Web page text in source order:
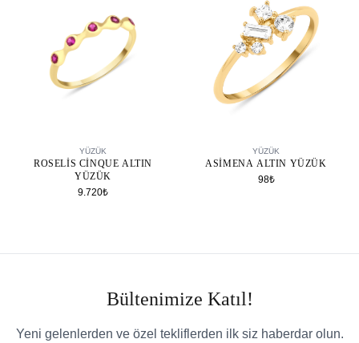
YÜZÜK
ROSELIS CINQUE ALTIN
YÜZÜK
9.720₺
YÜZÜK
ASIMENA ALTIN YÜZÜK
98₺
Bültenimize Katıl!
Yeni gelenlerden ve özel tekliflerden ilk siz haberdar olun.